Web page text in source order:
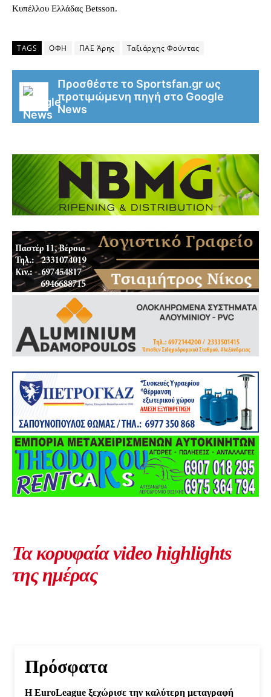
Κυπέλλου Ελλάδας Betsson.
TAGS ΟΦΗ ΠΑΕ Άρης Ταξιάρχης Φούντας
Προσθέστε το Sportsfan.gr ως
προτιμώμενη πηγή στο Google
News
Τα κορυφαία video highlights
της ημέρας
Πρόσφατα
Η EuroLeague ξεχώρισε την καλύτερη μεταγραφή